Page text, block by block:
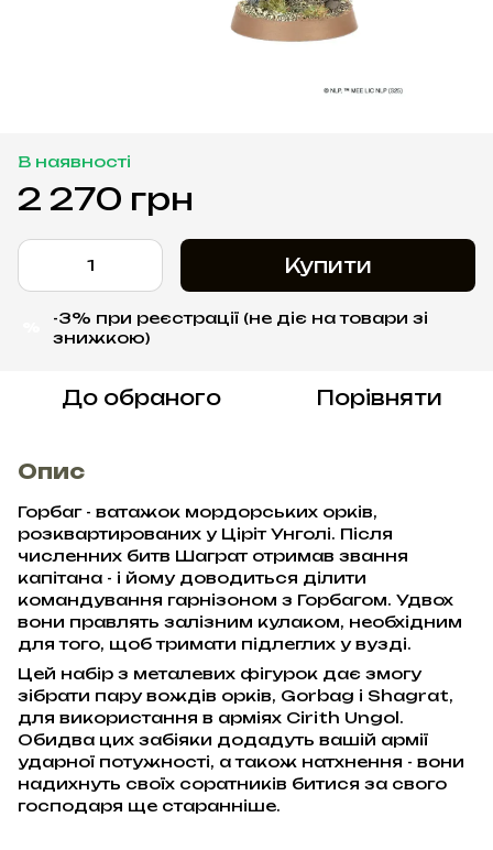
В наявності
2 270 грн
Купити
-3% при реєстрації (не діє на товари зі
знижкою)
До обраного Порівняти
Опис
Горбаг - ватажок мордорських орків,
розквартированих у Ціріт Унголі. Після
численних битв Шаграт отримав звання
капітана - і йому доводиться ділити
командування гарнізоном з Горбагом. Удвох
вони правлять залізним кулаком, необхідним
для того, щоб тримати підлеглих у вузді.
Цей набір з металевих фігурок дає змогу
зібрати пару вождів орків, Gorbag і Shagrat,
для використання в арміях Cirith Ungol.
Обидва цих забіяки додадуть вашій армії
ударної потужності, а також натхнення - вони
надихнуть своїх соратників битися за свого
господаря ще старанніше.